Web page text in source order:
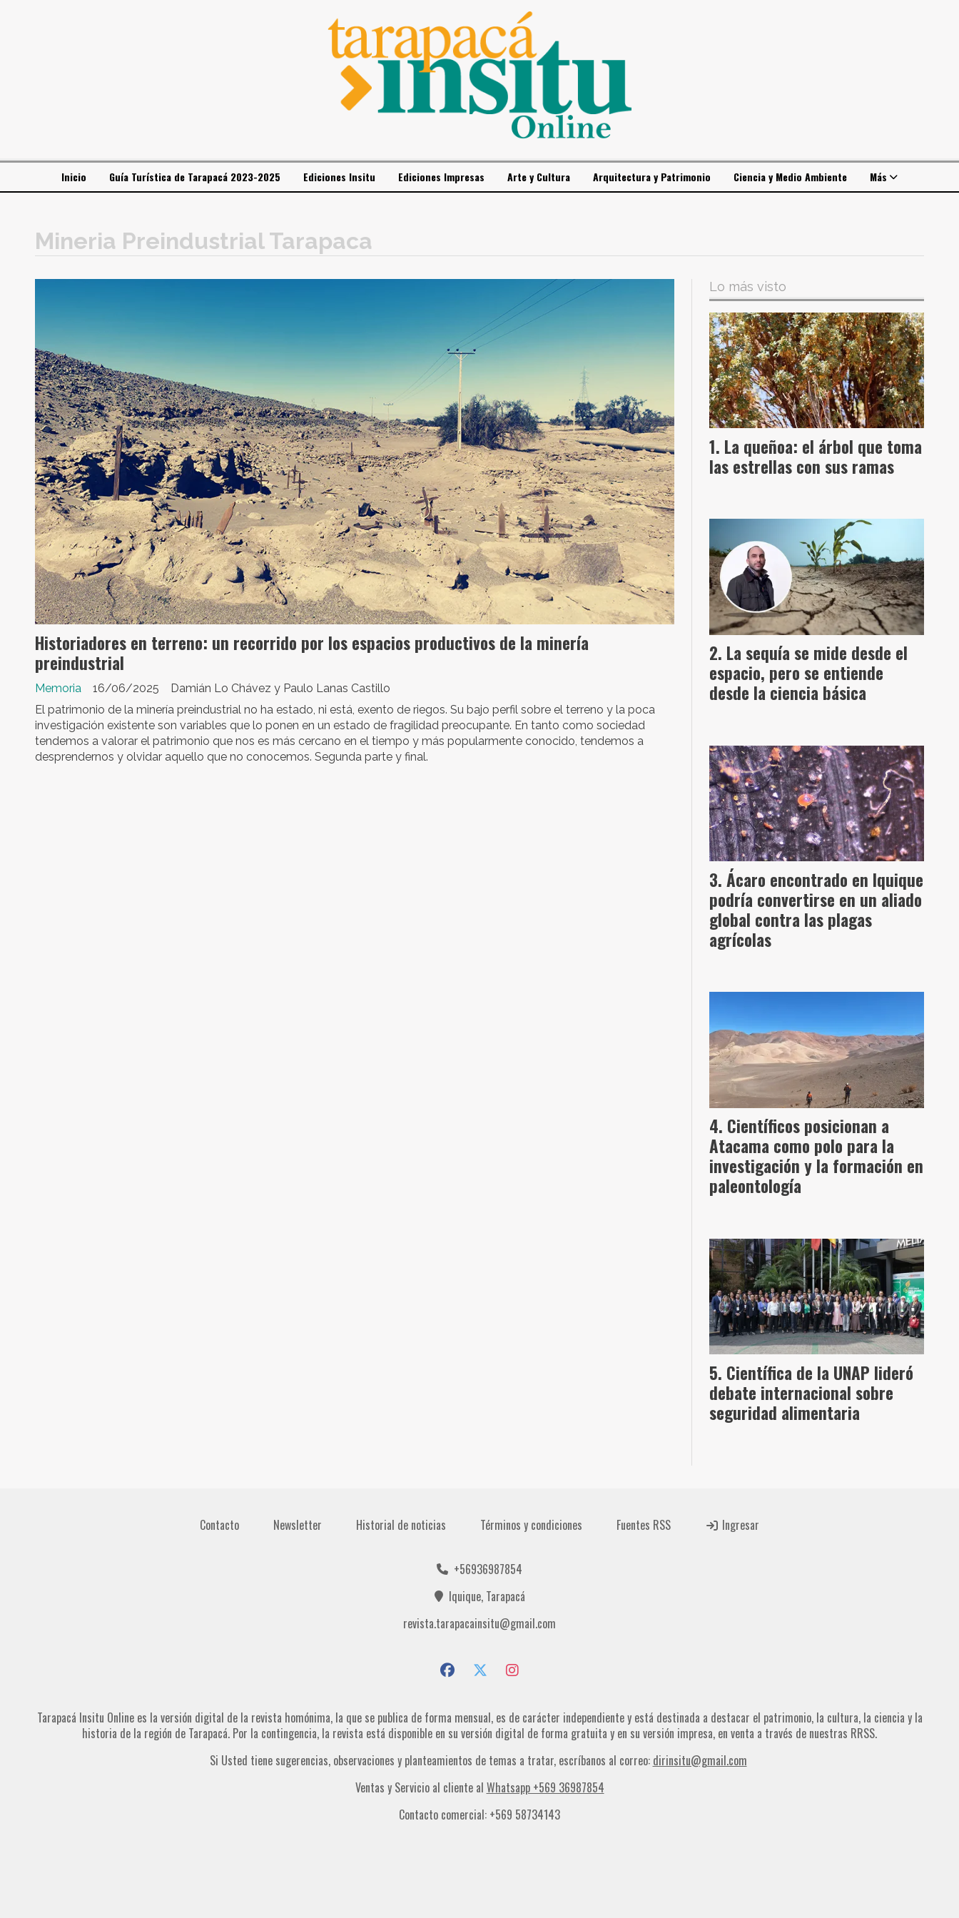
Inicio Guía Turística de Tarapacá 2023-2025 Ediciones Insitu Ediciones Impresas Arte y Cultura Arquitectura y Patrimonio Ciencia y Medio Ambiente Más
Mineria Preindustrial Tarapaca
Historiadores en terreno: un recorrido por los espacios productivos de la minería
preindustrial
Damián Lo Chávez y Paulo Lanas Castillo
Memoria
16/06/2025
El patrimonio de la minería preindustrial no ha estado, ni está, exento de riegos. Su bajo perfil sobre el terreno y la poca
investigación existente son variables que lo ponen en un estado de fragilidad preocupante. En tanto como sociedad
tendemos a valorar el patrimonio que nos es más cercano en el tiempo y más popularmente conocido, tendemos a
desprendernos y olvidar aquello que no conocemos. Segunda parte y final.
Lo más visto
La queñoa: el árbol que toma
las estrellas con sus ramas
La sequía se mide desde el
espacio, pero se entiende
desde la ciencia básica
Ácaro encontrado en Iquique
podría convertirse en un aliado
global contra las plagas
agrícolas
Científicos posicionan a
Atacama como polo para la
investigación y la formación en
paleontología
Científica de la UNAP lideró
debate internacional sobre
seguridad alimentaria
Contacto Newsletter Historial de noticias Términos y condiciones Fuentes RSS Ingresar
Tarapacá Insitu Online es la versión digital de la revista homónima, la que se publica de forma mensual, es de carácter independiente y está destinada a destacar el patrimonio, la cultura, la ciencia y la
historia de la región de Tarapacá. Por la contingencia, la revista está disponible en su versión digital de forma gratuita y en su versión impresa, en venta a través de nuestras RRSS.
Si Usted tiene sugerencias, observaciones y planteamientos de temas a tratar, escríbanos al correo: dirinsitu@gmail.com
Ventas y Servicio al cliente al Whatsapp +569 36987854
Contacto comercial: +569 58734143
+56936987854
Iquique, Tarapacá
revista.tarapacainsitu@gmail.com